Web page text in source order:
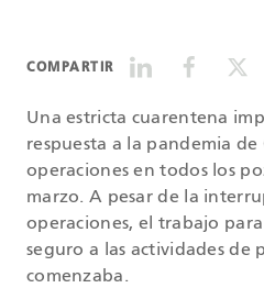
COMPARTIR
Una estricta cuarentena
respuesta a la pandemia de
operaciones en todos los
marzo. A pesar de la
operaciones, el trabajo
seguro a las actividades de
comenzaba.